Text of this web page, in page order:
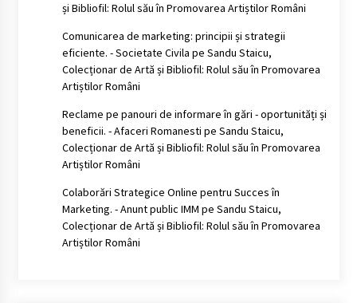
și Bibliofil: Rolul său în Promovarea Artiștilor Români
Comunicarea de marketing: principii și strategii
eficiente. - Societate Civila pe Sandu Staicu,
Colecționar de Artă și Bibliofil: Rolul său în Promovarea
Artiștilor Români
Reclame pe panouri de informare în gări - oportunități și
beneficii. - Afaceri Romanesti pe Sandu Staicu,
Colecționar de Artă și Bibliofil: Rolul său în Promovarea
Artiștilor Români
Colaborări Strategice Online pentru Succes în
Marketing. - Anunt public IMM pe Sandu Staicu,
Colecționar de Artă și Bibliofil: Rolul său în Promovarea
Artiștilor Români